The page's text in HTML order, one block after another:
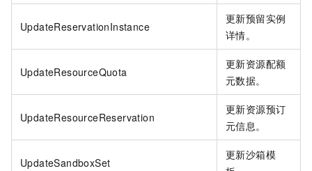
UpdateReservationInstance
更新预留实例
详情。
UpdateResourceQuota
更新资源配额
元数据。
UpdateResourceReservation
更新资源预订
元信息。
UpdateSandboxSet
更新沙箱模